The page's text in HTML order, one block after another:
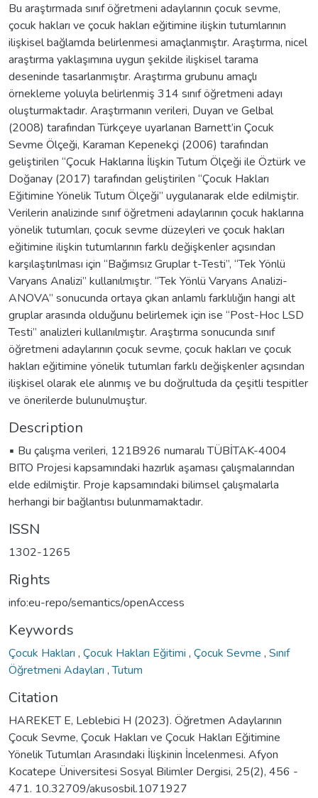
Bu araştırmada sınıf öğretmeni adaylarının çocuk sevme,
çocuk hakları ve çocuk hakları eğitimine ilişkin tutumlarının
ilişkisel bağlamda belirlenmesi amaçlanmıştır. Araştırma, nicel
araştırma yaklaşımına uygun şekilde ilişkisel tarama
deseninde tasarlanmıştır. Araştırma grubunu amaçlı
örnekleme yoluyla belirlenmiş 314 sınıf öğretmeni adayı
oluşturmaktadır. Araştırmanın verileri, Duyan ve Gelbal
(2008) tarafından Türkçeye uyarlanan Barnett’in Çocuk
Sevme Ölçeği, Karaman Kepenekçi (2006) tarafından
geliştirilen “Çocuk Haklarına İlişkin Tutum Ölçeği ile Öztürk ve
Doğanay (2017) tarafından geliştirilen ‘‘Çocuk Hakları
Eğitimine Yönelik Tutum Ölçeği’’ uygulanarak elde edilmiştir.
Verilerin analizinde sınıf öğretmeni adaylarının çocuk haklarına
yönelik tutumları, çocuk sevme düzeyleri ve çocuk hakları
eğitimine ilişkin tutumlarının farklı değişkenler açısından
karşılaştırılması için “Bağımsız Gruplar t-Testi”, “Tek Yönlü
Varyans Analizi” kullanılmıştır. “Tek Yönlü Varyans Analizi-
ANOVA” sonucunda ortaya çıkan anlamlı farklılığın hangi alt
gruplar arasında olduğunu belirlemek için ise “Post-Hoc LSD
Testi” analizleri kullanılmıştır. Araştırma sonucunda sınıf
öğretmeni adaylarının çocuk sevme, çocuk hakları ve çocuk
hakları eğitimine yönelik tutumları farklı değişkenler açısından
ilişkisel olarak ele alınmış ve bu doğrultuda da çeşitli tespitler
ve önerilerde bulunulmuştur.
Description
▪️ Bu çalışma verileri, 121B926 numaralı TÜBİTAK-4004
BITO Projesi kapsamındaki hazırlık aşaması çalışmalarından
elde edilmiştir. Proje kapsamındaki bilimsel çalışmalarla
herhangi bir bağlantısı bulunmamaktadır.
ISSN
1302-1265
Rights
info:eu-repo/semantics/openAccess
Keywords
Çocuk Hakları , Çocuk Hakları Eğitimi , Çocuk Sevme , Sınıf
Öğretmeni Adayları ,Tutum
Citation
HAREKET E, Leblebici H (2023). Öğretmen Adaylarının
Çocuk Sevme, Çocuk Hakları ve Çocuk Hakları Eğitimine
Yönelik Tutumları Arasındaki İlişkinin İncelenmesi. Afyon
Kocatepe Üniversitesi Sosyal Bilimler Dergisi, 25(2), 456 -
471. 10.32709/akusosbil.1071927